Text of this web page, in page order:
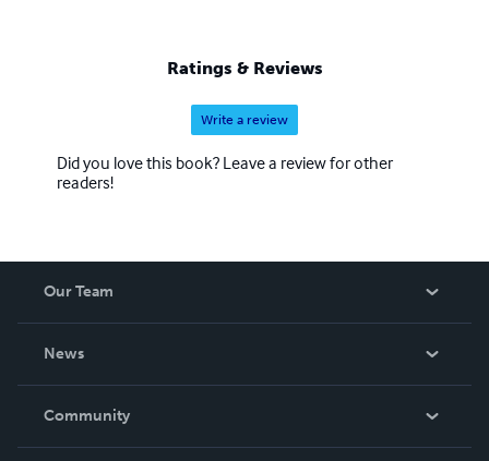
Ratings & Reviews
Write a review
Did you love this book? Leave a review for other
readers!
Our Team
News
In The News
Community